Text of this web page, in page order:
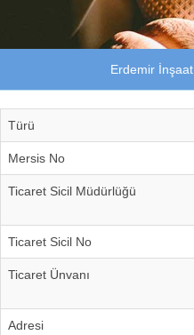
Erdemir İnşaat
Türü
Mersis No
Ticaret Sicil Müdürlüğü
Ticaret Sicil No
Ticaret Ünvanı
Adresi